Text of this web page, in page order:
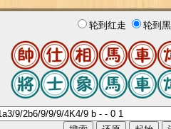
轮到红走 轮到